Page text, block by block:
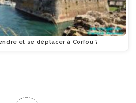
et se déplacer à Corfou ?